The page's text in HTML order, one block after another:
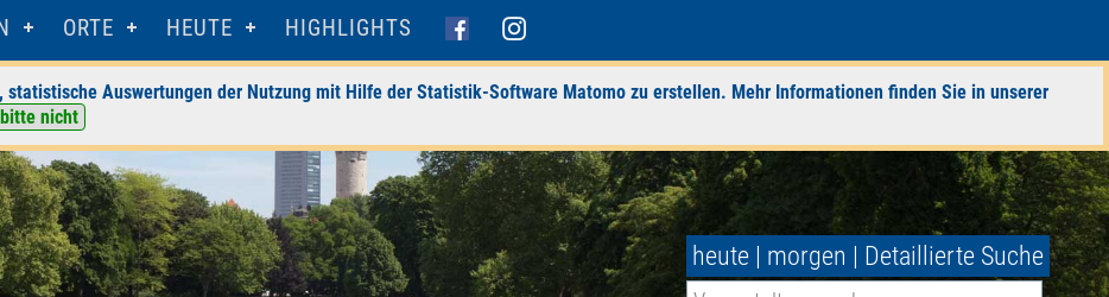
ORTE HEUTE HIGHLIGHTS
statistische Auswertungen der Nutzung mit Hilfe der Statistik-Software Matomo zu erstellen. Mehr Informationen finden Sie in unserer
nicht
heute | morgen | Detaillierte Suche